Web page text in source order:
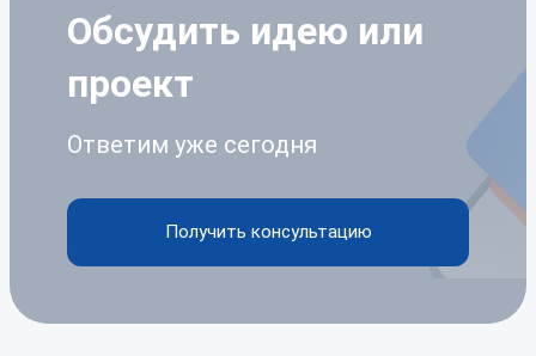
Обсудить идею или
проект
Ответим уже сегодня
Получить консультацию